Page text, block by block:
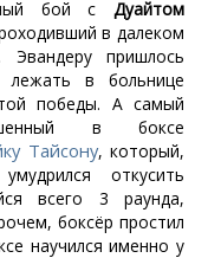
бой с Дуайтом
в далеком
Эвандеру пришлось
лежать в больнице
победы. А самый
в боксе
Тайсону, который,
откусить
всего 3 раунда,
боксёр простил
научился именно у